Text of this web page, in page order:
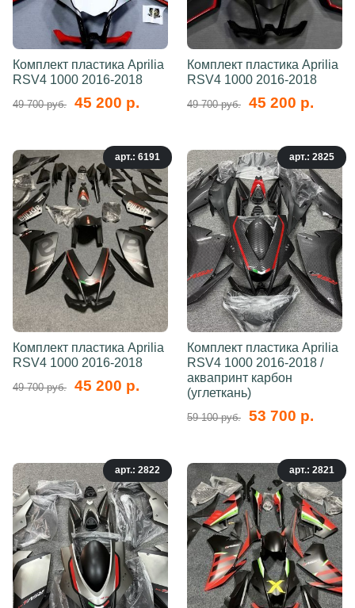
Комплект пластика Aprilia
RSV4 1000 2016-2018
49 700 руб. 45 200 р.
Комплект пластика Aprilia
RSV4 1000 2016-2018
49 700 руб. 45 200 р.
арт.: 6191
Комплект пластика Aprilia
RSV4 1000 2016-2018
49 700 руб. 45 200 р.
арт.: 2825
Комплект пластика Aprilia
RSV4 1000 2016-2018 /
аквапринт карбон
(углеткань)
59 100 руб. 53 700 р.
арт.: 2822 арт.: 2821